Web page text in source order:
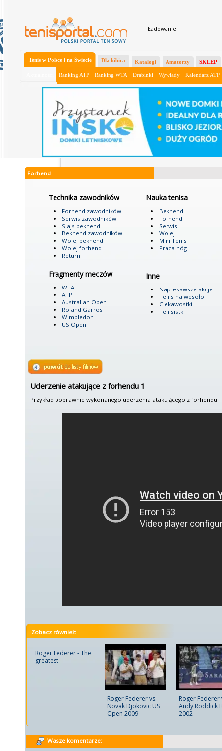
Ładowanie
Tenis w Polsce i na Świecie
Ranking ATP Ranking WTA Drabinki Wywiady Kalendarz ATP
Dla kibica Katalogi Amatorzy SKLEP
Forhend
Technika zawodników
Forhend zawodników
Serwis zawodników
Slajs bekhend
Bekhend zawodników
Wolej bekhend
Wolej forhend
Return
Fragmenty meczów
WTA
ATP
Australian Open
Roland Garros
Wimbledon
US Open
Nauka tenisa
Bekhend
Forhend
Serwis
Wolej
Mini Tenis
Praca nóg
Inne
Najciekawsze akcje
Tenis na wesoło
Ciekawostki
Tenisistki
Uderzenie atakujące z forhendu 1
Przykład poprawnie wykonanego uderzenia atakującego z forhendu
Zobacz również:
Roger Federer - The
greatest
Roger Federer vs.
Novak Djokovic US
Open 2009
Roger Federer
Andy Roddick
2002
Wasze komentarze: